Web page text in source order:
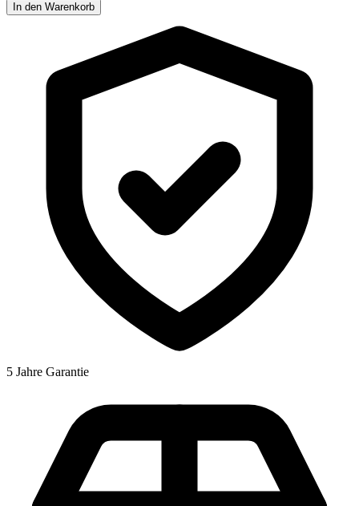
In den Warenkorb
5 Jahre Garantie